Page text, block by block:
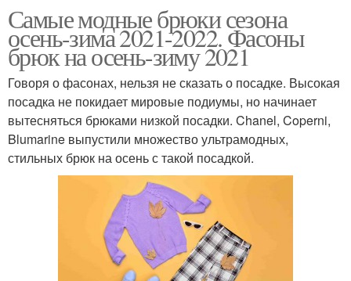
Самые модные брюки сезона
осень-зима 2021-2022. Фасоны
брюк на осень-зиму 2021
Говоря о фасонах, нельзя не сказать о посадке. Высокая
посадка не покидает мировые подиумы, но начинает
вытесняться брюками низкой посадки. Chanel, Coperni,
Blumarine выпустили множество ультрамодных,
стильных брюк на осень с такой посадкой.